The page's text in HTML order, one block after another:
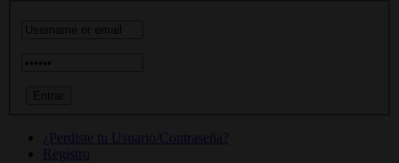
¿Perdiste tu Usuario/Contraseña?
Registro